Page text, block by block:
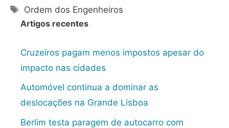
Ordem dos Engenheiros
Artigos recentes
Cruzeiros pagam menos impostos apesar do
impacto nas cidades
Automóvel continua a dominar as
deslocações na Grande Lisboa
Berlim testa paragem de autocarro com